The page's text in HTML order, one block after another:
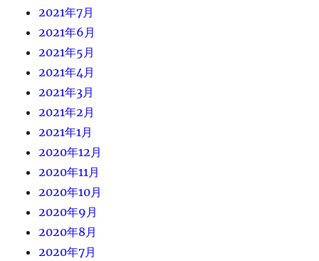
2021年7月
2021年6月
2021年5月
2021年4月
2021年3月
2021年2月
2021年1月
2020年12月
2020年11月
2020年10月
2020年9月
2020年8月
2020年7月